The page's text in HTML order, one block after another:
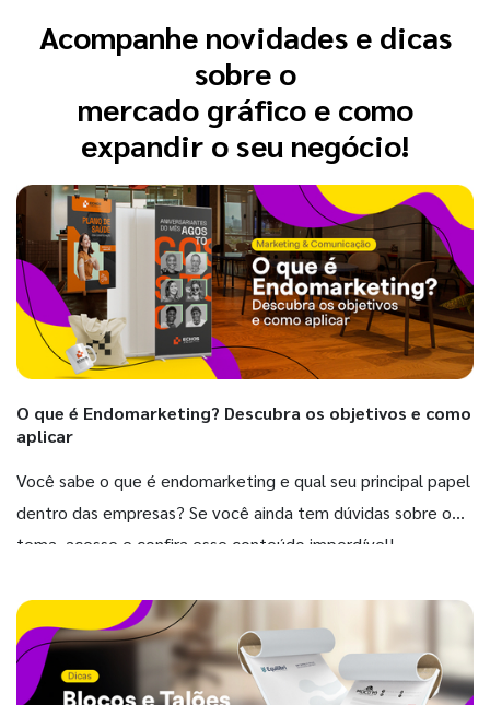
Acompanhe novidades e dicas
sobre o
mercado gráfico e como
expandir o seu negócio!
O que é Endomarketing? Descubra os objetivos e como
aplicar
Você sabe o que é endomarketing e qual seu principal papel
dentro das empresas? Se você ainda tem dúvidas sobre o
tema, acesse e confira esse conteúdo imperdível!